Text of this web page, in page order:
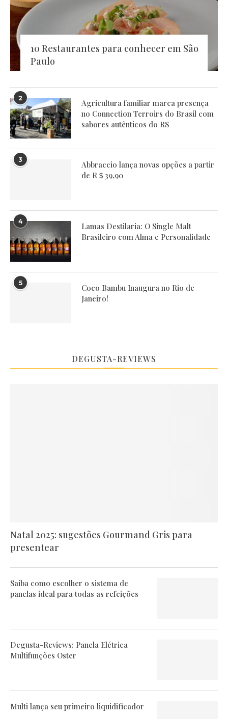
10 Restaurantes para conhecer em São
Paulo
2
Agricultura familiar marca presença
no Connection Terroirs do Brasil com
sabores autênticos do RS
3
Abbraccio lança novas opções a partir
de R＄39,90
4
Lamas Destilaria: O Single Malt
Brasileiro com Alma e Personalidade
5
Coco Bambu Inaugura no Rio de
Janeiro!
DEGUSTA-REVIEWS
Natal 2025: sugestões Gourmand Gris para
presentear
Saiba como escolher o sistema de
panelas ideal para todas as refeições
Degusta-Reviews: Panela Elétrica
Multifunções Oster
Multi lança seu primeiro liquidificador